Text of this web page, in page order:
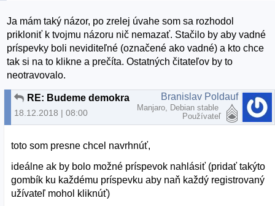
Ja mám taký názor, po zrelej úvahe som sa rozhodol
prikloniť k tvojmu názoru nič nemazať. Stačilo by aby vadné
príspevky boli neviditeľné (označené ako vadné) a kto chce
tak si na to klikne a prečíta. Ostatných čitateľov by to
neotravovalo.
RE: Budeme demokratický, alebo to budeme občasne čistiť?
18.12.2018 | 08:00
Branislav Poldauf
Manjaro, Debian stable
Používateľ
toto som presne chcel navrhnúť,
ideálne ak by bolo možné príspevok nahlásiť (pridať takýto
gombík ku každému príspevku aby naň každý registrovaný
užívateľ mohol kliknúť)